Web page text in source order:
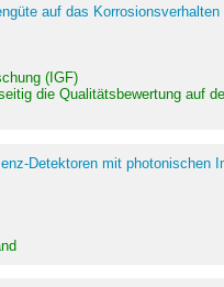
auf das
(IGF)
die Qualitätsbewertung auf
Detektoren mit